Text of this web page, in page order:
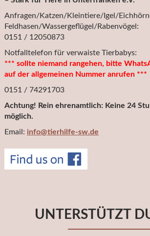
Anfragen/Katzen/Kleintiere/Igel/
Feldhasen/Wassergeflügel/Rabenvögel:
0151 / 12050873
Notfalltelefon für verwaiste Tierbabys:
*** sollte niemand rangehen, bitte
auf der allgemeinen Nummer anrufen ***
0151 / 74291703
Achtung! Rein ehrenamtlich: Keine 24
möglich.
Email: info@tierhilfe-sw.de
UNTERSTÜTZT